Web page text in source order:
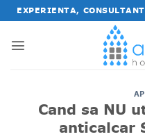
Salt
la
conținut
EXPERIENTA,
Cand sa NU
anticalcar